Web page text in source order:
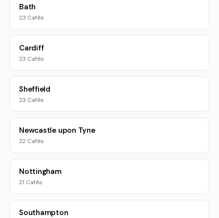
Bath
23 Cafés
Cardiff
23 Cafés
Sheffield
23 Cafés
Newcastle upon Tyne
22 Cafés
Nottingham
21 Cafés
Southampton